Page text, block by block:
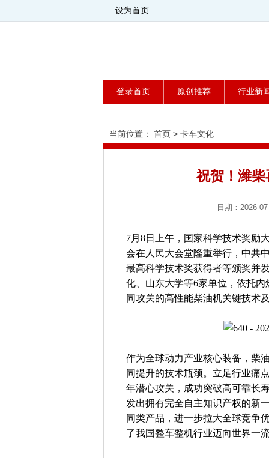
设为首页
登录首页 原创推荐 行业新
当前位置： 首页 > 卡车文化
祝贺！潍
日期：
7月8日上午，国家科学技术奖励
会在人民大会堂隆重举行，中共
最高科学技术奖获得者等颁奖并
化、山东大学等6家单位，依托
同攻关的高性能柴油机关键技术
作为全球动力产业核心装备，柴
同提升的技术瓶颈。立足行业痛
年潜心攻关，成功突破高可靠长
发出拥有完全自主知识产权的新
同类产品，进一步拉大全球竞争
了我国整车整机行业迈向世界一